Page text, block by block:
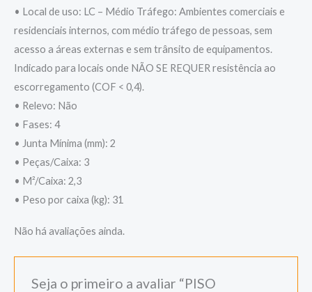
• Local de uso: LC – Médio Tráfego: Ambientes comerciais e
residenciais internos, com médio tráfego de pessoas, sem
acesso a áreas externas e sem trânsito de equipamentos.
Indicado para locais onde NÃO SE REQUER resistência ao
escorregamento (COF < 0,4).
• Relevo: Não
• Fases: 4
• Junta Mínima (mm): 2
• Peças/Caixa: 3
• M²/Caixa: 2,3
• Peso por caixa (kg): 31
Não há avaliações ainda.
Seja o primeiro a avaliar “PISO